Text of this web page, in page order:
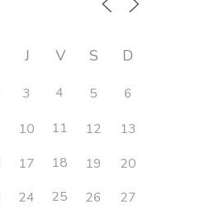
J V S D
3 4 5
6
10 11 12
13
17 18 19
20
24 25 26
27